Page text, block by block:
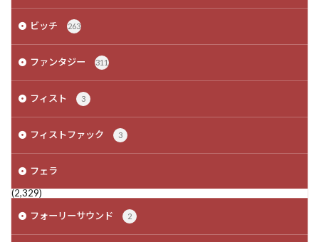
ビッチ 263
ファンタジー 311
フィスト 3
フィストファック 3
フェラ
(2,329)
フォーリーサウンド
2